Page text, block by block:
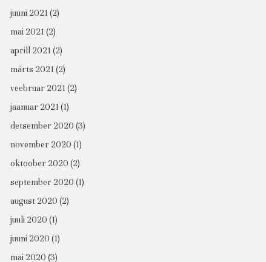
juuni 2021(2)
mai 2021(2)
aprill 2021(2)
märts 2021(2)
veebruar 2021(2)
jaanuar 2021(1)
detsember 2020 (3)
november 2020 (1)
oktoober 2020 (2)
september 2020 (1)
august 2020 (2)
juuli 2020 (1)
juuni 2020 (1)
mai 2020 (3)